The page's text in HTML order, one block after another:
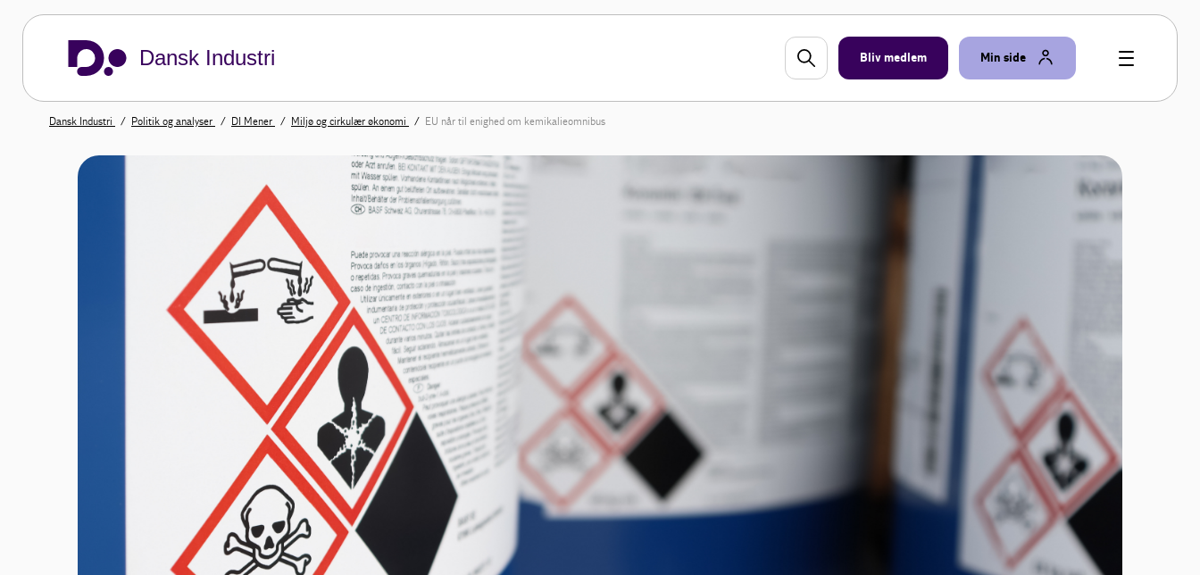
Dansk Industri Bliv medlem Min side
Dansk Industri Politik og analyser DI Mener Miljø og cirkulær økonomi EU når til enighed om kemikalieomnibus